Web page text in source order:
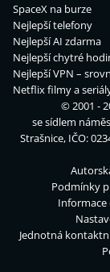
SpaceX na burze
Nejlepší telefony
Nejlepší AI zdarma
Nejlepší chytré
Nejlepší VPN –
Netflix filmy a
© 2001 -
se sídlem
Strašnice, IČO:
Podmínky
Informace
Jednotná